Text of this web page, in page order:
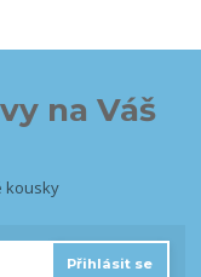
na Váš
kousky
Přihlásit se